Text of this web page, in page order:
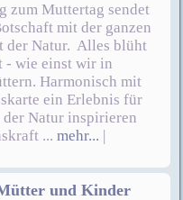
zum Muttertag sendet
mit der ganzen
der Natur. Alles blüht
- wie einst wir in
Harmonisch mit
ein Erlebnis für
der Natur inspirieren
... mehr... |
und Kinder